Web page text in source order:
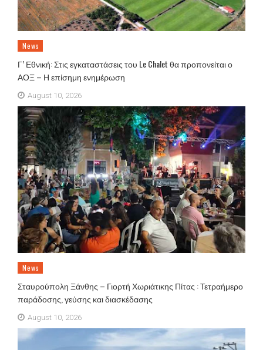
News
Γ’ Εθνική: Στις εγκαταστάσεις του Le Chalet θα προπονείται ο
ΑΟΞ – Η επίσημη ενημέρωση
August 10, 2026
News
Σταυρούπολη Ξάνθης – Γιορτή Χωριάτικης Πίτας : Τετραήμερο
παράδοσης, γεύσης και διασκέδασης
August 10, 2026